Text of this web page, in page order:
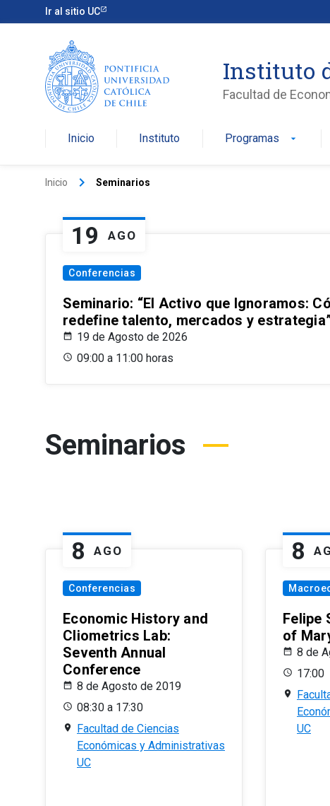
Ir al sitio UC
Instituto
Facultad de
Inicio Instituto Programas arrow_drop_down
Inicio keyboard_arrow_right Seminarios
19 AGO
Conferencias
Seminario: “El Activo que Ignoramos:
redefine talento, mercados y
19 de Agosto de 2026
09:00 a 11:00 horas
Seminarios
8 AGO
Conferencias
Economic History and
Cliometrics Lab:
Seventh Annual
Conference
8 de Agosto de 2019
08:30 a 17:30
Facultad de Ciencias
Económicas y Administrativas
UC
8
Felipe
of
8 de
17:00
UC